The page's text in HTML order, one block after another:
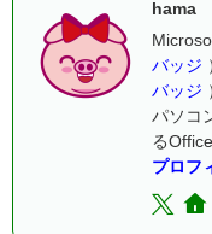
hama
バッジ
バッジ
パソコ
る
プロフ